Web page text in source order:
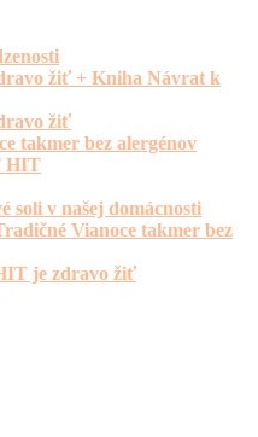
žiť + Kniha Návrat k
žiť
takmer bez alergénov
HIT
soli v našej domácnosti
Vianoce takmer bez
je zdravo žiť